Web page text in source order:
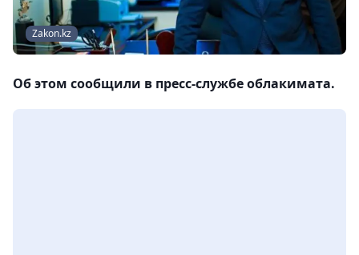
Zakon.kz
Об этом сообщили в пресс-службе облакимата.